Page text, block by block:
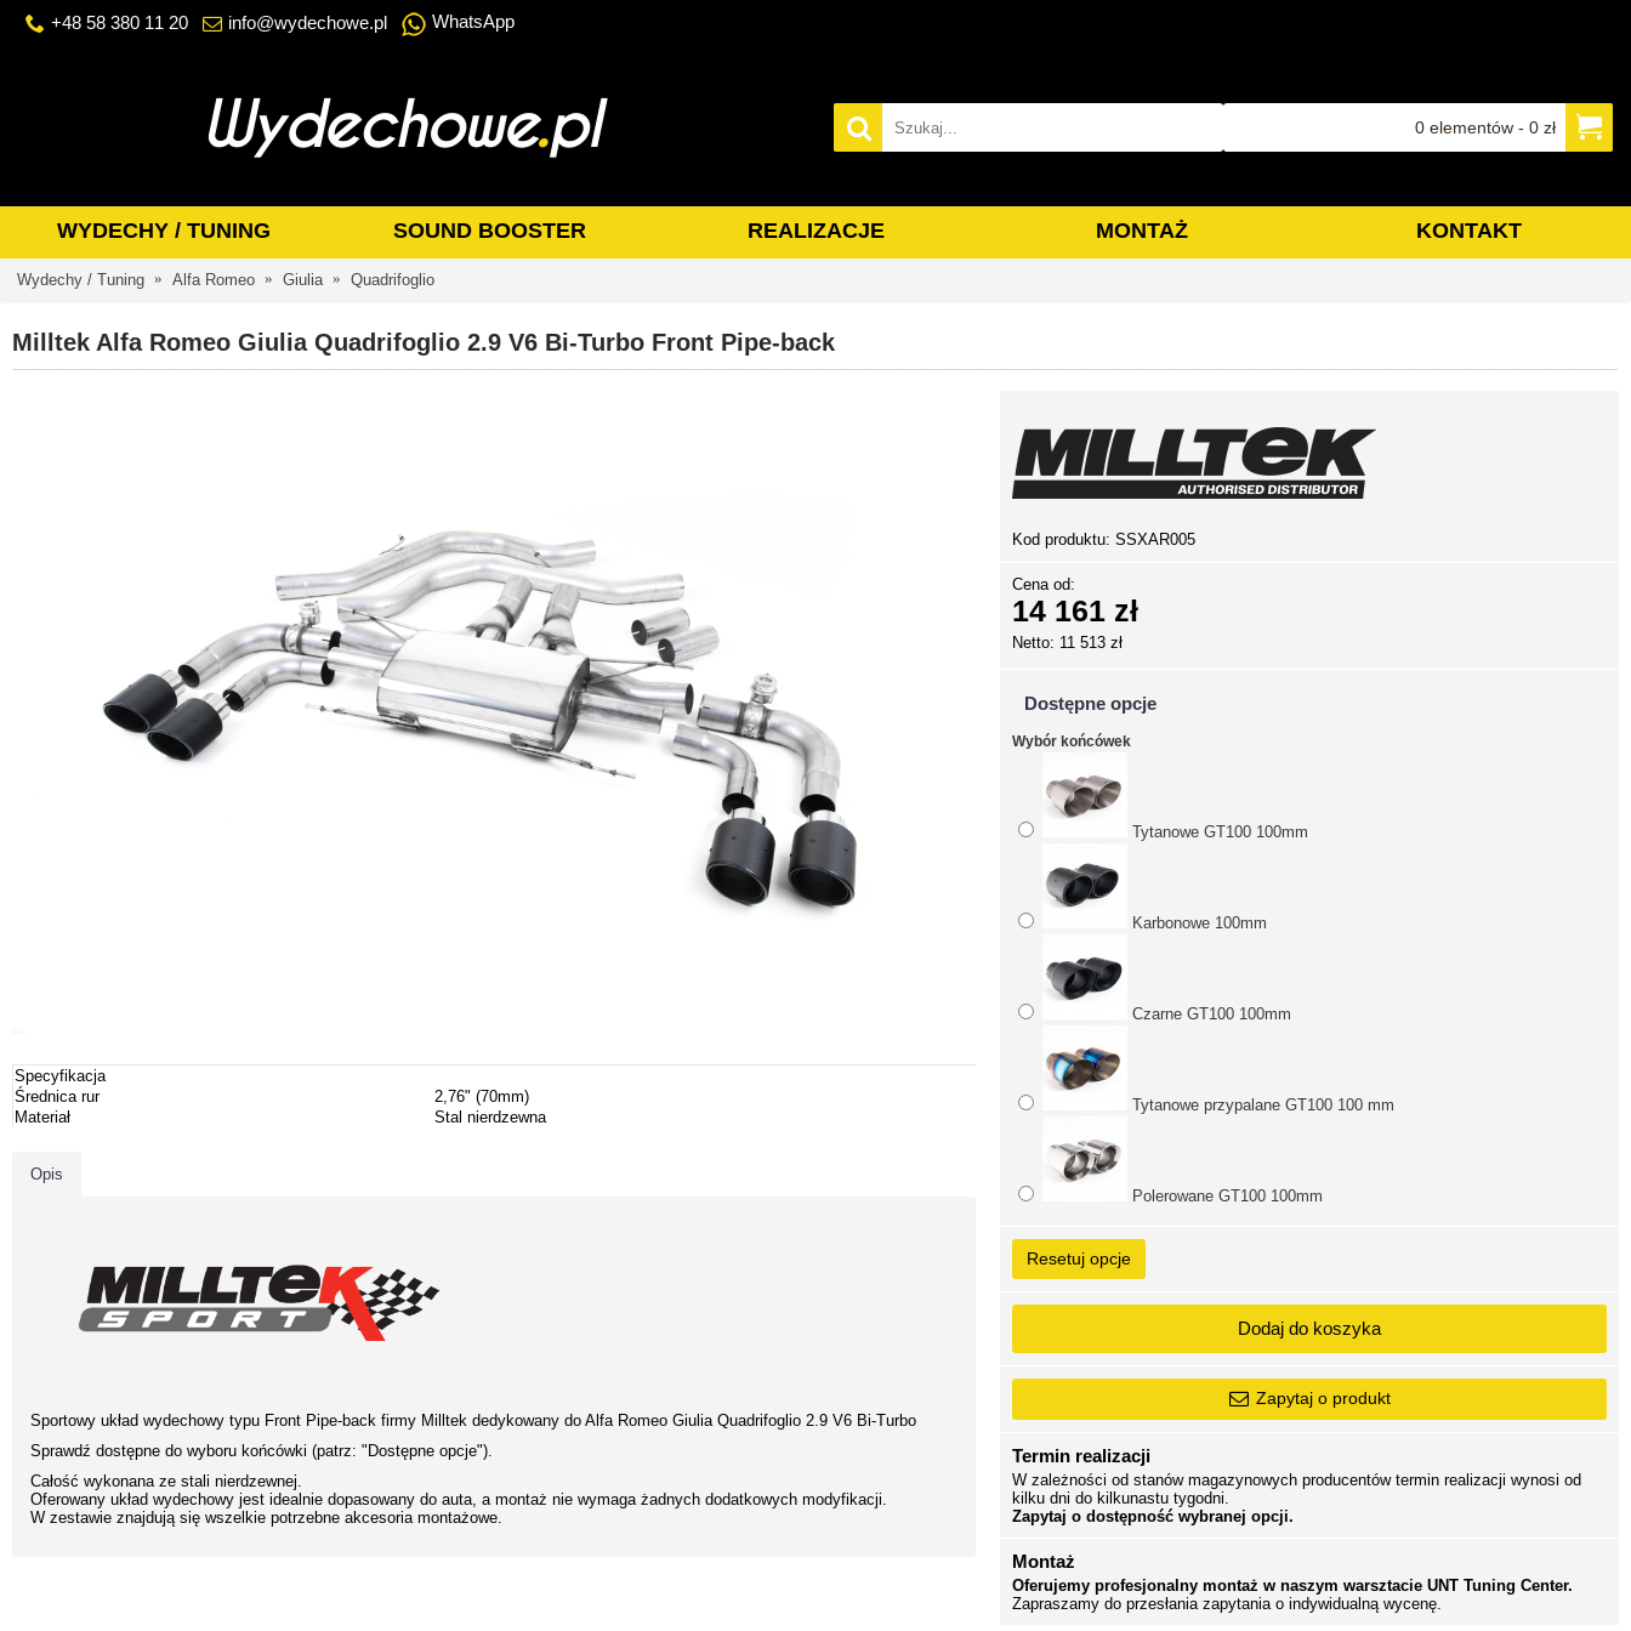
+48 58 380 11 20 info@wydechowe.pl WhatsApp
0 elementów - 0 zł
WYDECHY / TUNING SOUND BOOSTER REALIZACJE MONTAŻ KONTAKT
Wydechy / Tuning Alfa Romeo Giulia Quadrifoglio
Milltek Alfa Romeo Giulia Quadrifoglio 2.9 V6 Bi-Turbo Front Pipe-back
Specyfikacja
Średnica rur
2,76" (70mm)
Materiał
Stal nierdzewna
Opis
Sportowy układ wydechowy typu Front Pipe-back firmy Milltek dedykowany do Alfa Romeo Giulia Quadrifoglio 2.9 V6 Bi-Turbo
Sprawdź dostępne do wyboru końcówki (patrz: "Dostępne opcje").
Całość wykonana ze stali nierdzewnej.
Oferowany układ wydechowy jest idealnie dopasowany do auta, a montaż nie wymaga żadnych dodatkowych modyfikacji.
W zestawie znajdują się wszelkie potrzebne akcesoria montażowe.
Kod produktu:SSXAR005
Cena od:
14 161 zł
Netto: 11 513 zł
Dostępne opcje
Wybór końcówek
Tytanowe GT100 100mm
Karbonowe 100mm
Czarne GT100 100mm
Tytanowe przypalane GT100 100 mm
Polerowane GT100 100mm
Resetuj opcje
Dodaj do koszyka
Zapytaj o produkt
Termin realizacji
W zależności od stanów magazynowych producentów termin realizacji wynosi od
kilku dni do kilkunastu tygodni.
Zapytaj o dostępność wybranej opcji.
Montaż
Oferujemy profesjonalny montaż w naszym warsztacie UNT Tuning Center.
Zapraszamy do przesłania zapytania o indywidualną wycenę.